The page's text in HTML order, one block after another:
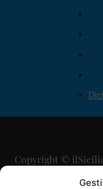
Copyright ©